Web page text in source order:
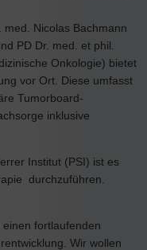
Nicolas Bachmann
PD Dr. med. et phil.
Onkologie) bietet
vor Ort. Diese umfasst
Tumorboard-
inklusive
Institut (PSI) ist es
durchzuführen.
fortlaufenden
Wir wollen